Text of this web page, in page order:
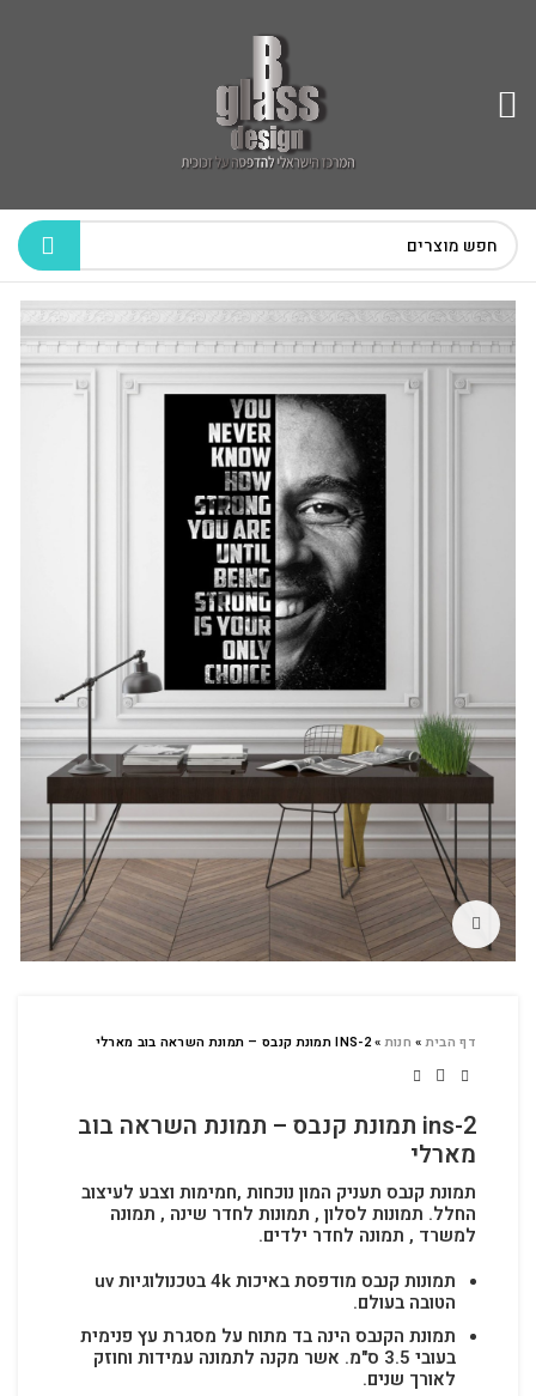
לחץ להגדלה
דף הבית» חנות»INS-2 תמונת קנבס – תמונת השראה בוב מארלי
ins-2 תמונת קנבס – תמונת השראה בוב
מארלי
תמונת קנבס תעניק המון נוכחות ,חמימות וצבע לעיצוב
החלל. תמונות לסלון , תמונות לחדר שינה , תמונה
למשרד , תמונה לחדר ילדים.
תמונות קנבס מודפסת באיכות 4k בטכנולוגיות uv
הטובה בעולם.
תמונת הקנבס הינה בד מתוח על מסגרת עץ פנימית
בעובי 3.5 ס"מ. אשר מקנה לתמונה עמידות וחוזק
לאורך שנים.